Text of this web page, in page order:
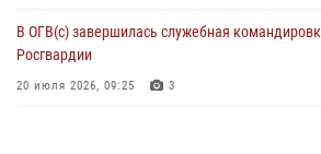
В ОГВ(с) завершилась служебная
Росгвардии
20 июля 2026, 09:25 3